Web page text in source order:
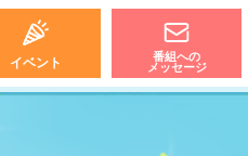
イベント
番組への
メッセージ